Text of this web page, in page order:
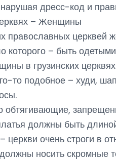
дресс-код и
– Женщины
православных церквей
которого – быть
в грузинских церквях
то подобное – худи,
обтягивающие,
должны быть
очень строги в
носить скромные